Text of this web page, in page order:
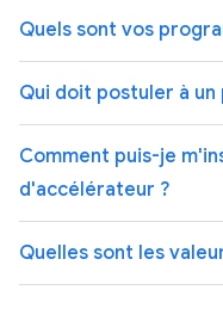
Quels sont vos
Qui doit postuler à
Comment puis-je
d'accélérateur ?
Quelles sont les